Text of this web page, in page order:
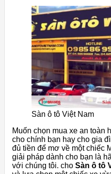
Sàn ô tô Việt Nam
Muốn chọn mua xe an toàn
cho chính bạn hay cho gia
đủ tiền để mơ về một chiếc
giải pháp dành cho bạn là
với chúng tôi. cho Sàn ô tô